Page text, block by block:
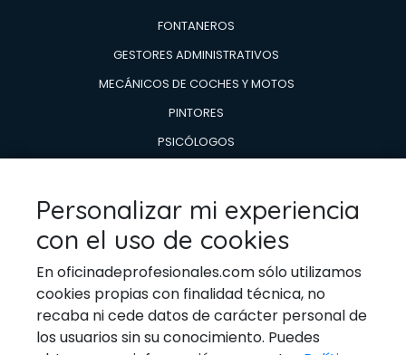
FONTANEROS
GESTORES ADMINISTRATIVOS
MECÁNICOS DE COCHES Y MOTOS
PINTORES
PSICÓLOGOS
TÉCNICOS EN REPARACIÓN DE
ELECTRODOMESTICOS
VETERINARIOS
Personalizar mi experiencia
con el uso de cookies
En oficinadeprofesionales.com sólo utilizamos
cookies propias con finalidad técnica, no
recaba ni cede datos de carácter personal de
los usuarios sin su conocimiento. Puedes